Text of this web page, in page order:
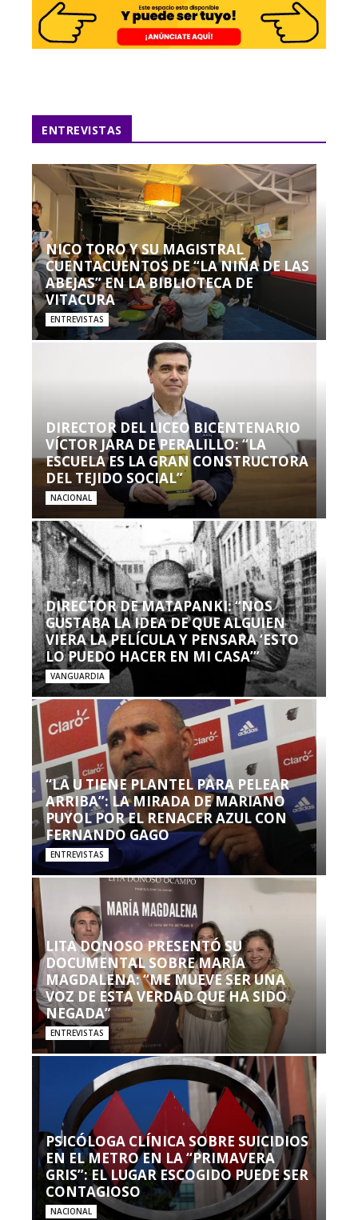
ENTREVISTAS
NICO TORO Y SU MAGISTRAL
CUENTACUENTOS DE “LA NIÑA DE LAS
ABEJAS” EN LA BIBLIOTECA DE
VITACURA
ENTREVISTAS
DIRECTOR DEL LICEO BICENTENARIO
VÍCTOR JARA DE PERALILLO: “LA
ESCUELA ES LA GRAN CONSTRUCTORA
DEL TEJIDO SOCIAL”
NACIONAL
DIRECTOR DE MATAPANKI: “NOS
GUSTABA LA IDEA DE QUE ALGUIEN
VIERA LA PELÍCULA Y PENSARA ‘ESTO
LO PUEDO HACER EN MI CASA’”
VANGUARDIA
“LA U TIENE PLANTEL PARA PELEAR
ARRIBA”: LA MIRADA DE MARIANO
PUYOL POR EL RENACER AZUL CON
FERNANDO GAGO
ENTREVISTAS
LITA DONOSO PRESENTÓ SU
DOCUMENTAL SOBRE MARÍA
MAGDALENA: “ME MUEVE SER UNA
VOZ DE ESTA VERDAD QUE HA SIDO
NEGADA”
ENTREVISTAS
PSICÓLOGA CLÍNICA SOBRE SUICIDIOS
EN EL METRO EN LA “PRIMAVERA
GRIS”: EL LUGAR ESCOGIDO PUEDE SER
CONTAGIOSO
NACIONAL